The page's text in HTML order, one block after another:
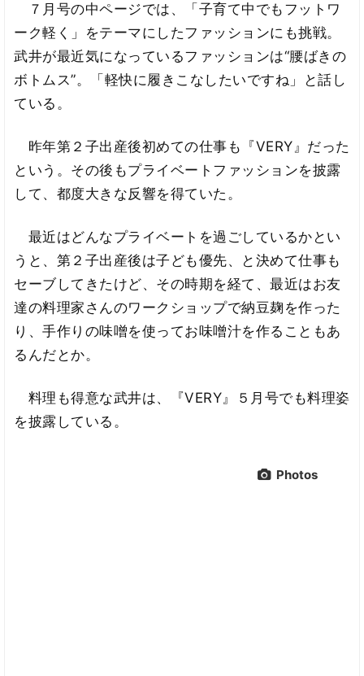
７月号の中ページでは、「子育て中でもフットワ
ーク軽く」をテーマにしたファッションにも挑戦。
武井が最近気になっているファッションは“腰ばきの
ボトムス”。「軽快に履きこなしたいですね」と話し
ている。
昨年第２子出産後初めての仕事も『VERY』だった
という。その後もプライベートファッションを披露
して、都度大きな反響を得ていた。
最近はどんなプライベートを過ごしているかとい
うと、第２子出産後は子ども優先、と決めて仕事も
セーブしてきたけど、その時期を経て、最近はお友
達の料理家さんのワークショップで納豆麹を作った
り、手作りの味噌を使ってお味噌汁を作ることもあ
るんだとか。
料理も得意な武井は、『VERY』５月号でも料理姿
を披露している。
Photos